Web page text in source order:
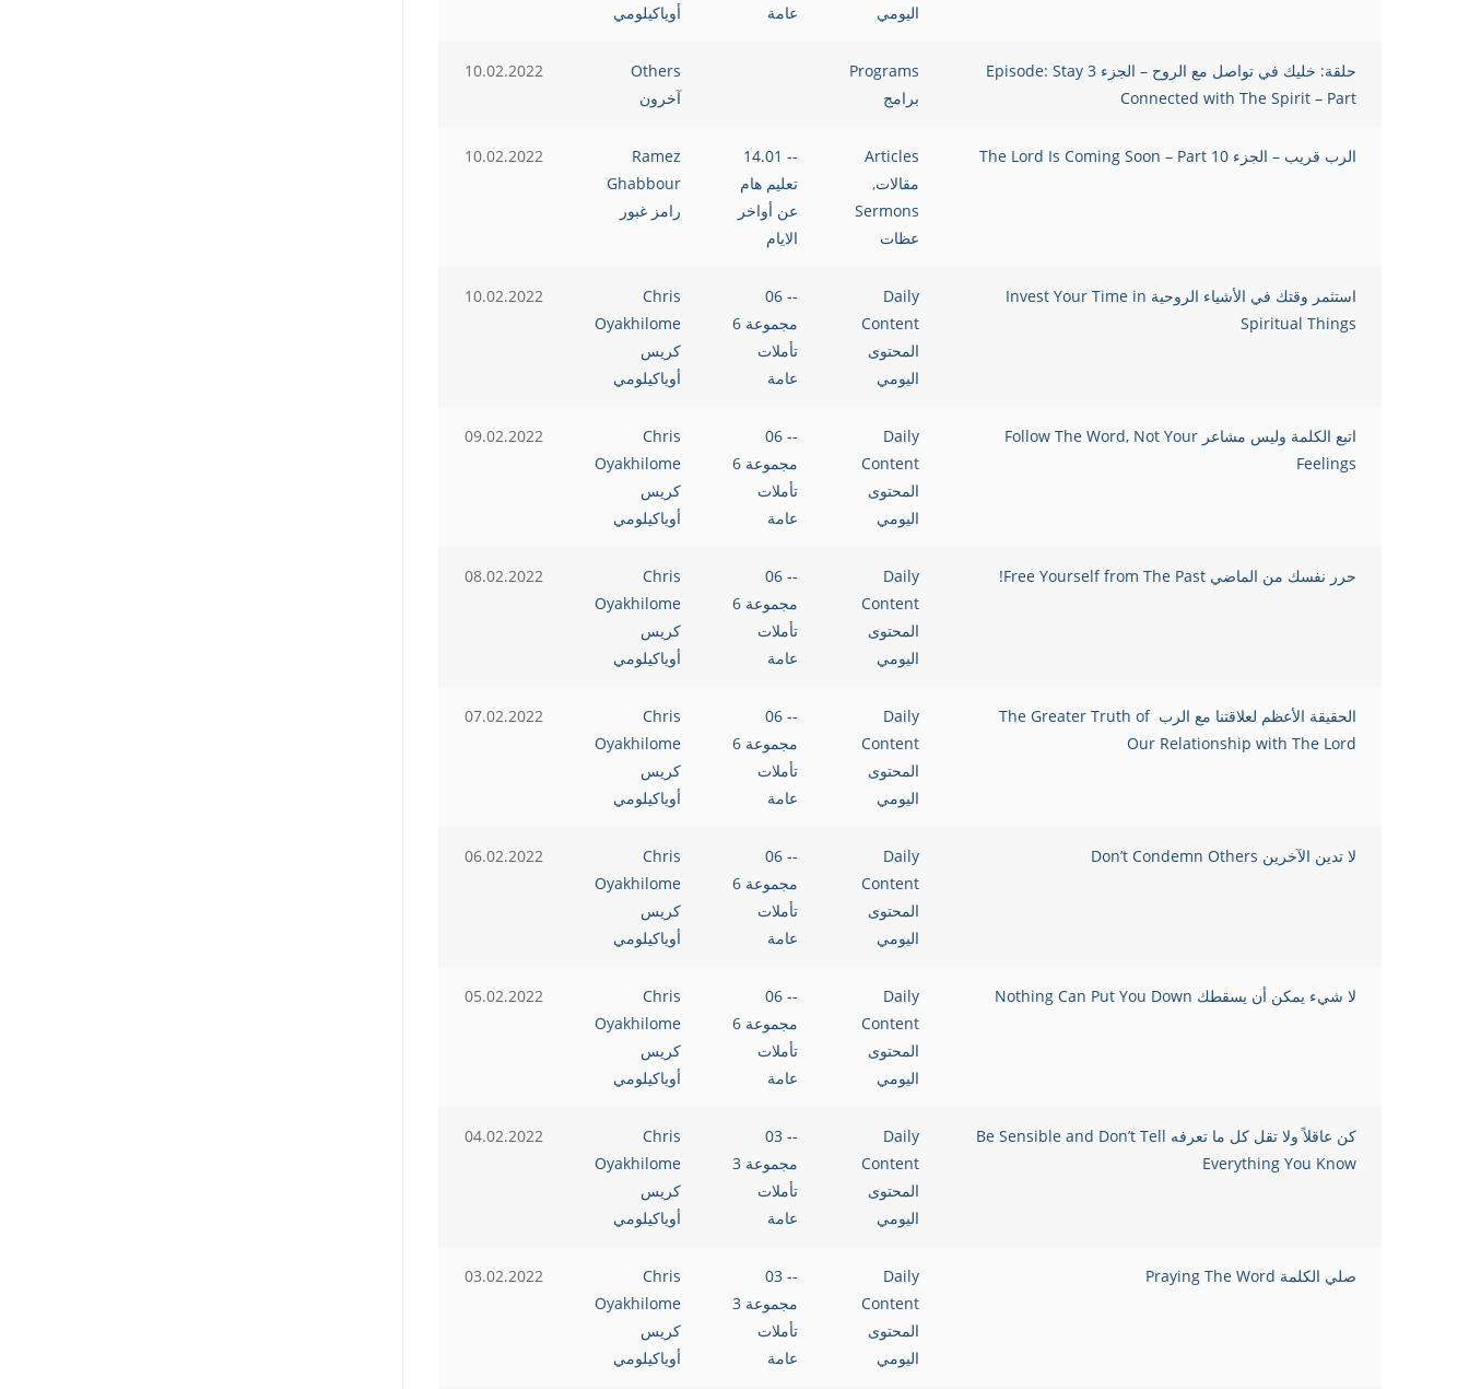
اليومي
عامة
أوياكيلومي
حلقة: خليك في تواصل مع الروح – الجزء 3 Episode: Stay
Connected with The Spirit – Part
Programs
برامج
Others
آخرون
10.02.2022
الرب قريب – الجزء 10 The Lord Is Coming Soon – Part
Articles
مقالات,
Sermons
عظات
-- 14.01
تعليم هام
عن أواخر
الايام
Ramez
Ghabbour
رامز غبور
10.02.2022
استثمر وقتك في الأشياء الروحية Invest Your Time in
Spiritual Things
Daily
Content
المحتوى
اليومي
-- 06
مجموعة 6
تأملات
عامة
Chris
Oyakhilome
كريس
أوياكيلومي
10.02.2022
اتبع الكلمة وليس مشاعر Follow The Word, Not Your
Feelings
Daily
Content
المحتوى
اليومي
-- 06
مجموعة 6
تأملات
عامة
Chris
Oyakhilome
كريس
أوياكيلومي
09.02.2022
حرر نفسك من الماضي Free Yourself from The Past!
Daily
Content
المحتوى
اليومي
-- 06
مجموعة 6
تأملات
عامة
Chris
Oyakhilome
كريس
أوياكيلومي
08.02.2022
الحقيقة الأعظم لعلاقتنا مع الرب The Greater Truth of
Our Relationship with The Lord
Daily
Content
المحتوى
اليومي
-- 06
مجموعة 6
تأملات
عامة
Chris
Oyakhilome
كريس
أوياكيلومي
07.02.2022
لا تدين الآخرين Don’t Condemn Others
Daily
Content
المحتوى
اليومي
-- 06
مجموعة 6
تأملات
عامة
Chris
Oyakhilome
كريس
أوياكيلومي
06.02.2022
لا شيء يمكن أن يسقطك Nothing Can Put You Down
Daily
Content
المحتوى
اليومي
-- 06
مجموعة 6
تأملات
عامة
Chris
Oyakhilome
كريس
أوياكيلومي
05.02.2022
كن عاقلاً ولا تقل كل ما تعرفه Be Sensible and Don’t Tell
Everything You Know
Daily
Content
المحتوى
اليومي
-- 03
مجموعة 3
تأملات
عامة
Chris
Oyakhilome
كريس
أوياكيلومي
04.02.2022
صلي الكلمة Praying The Word
Daily
Content
المحتوى
اليومي
-- 03
مجموعة 3
تأملات
عامة
Chris
Oyakhilome
كريس
أوياكيلومي
03.02.2022